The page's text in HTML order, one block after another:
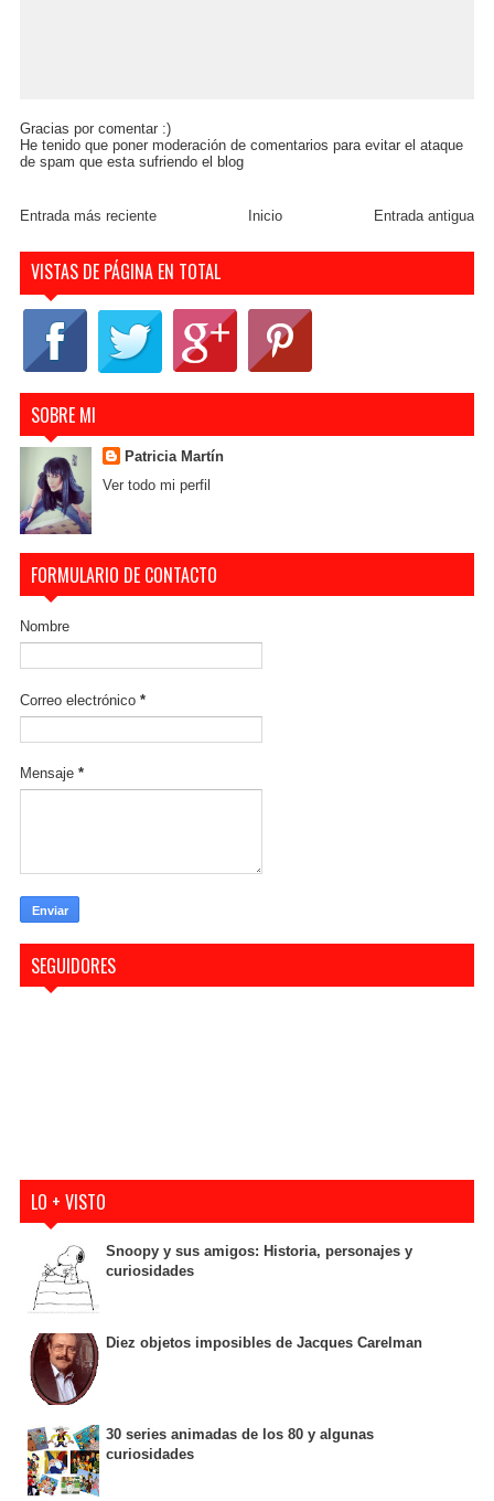
Gracias por comentar :)
He tenido que poner moderación de comentarios para evitar el ataque
de spam que esta sufriendo el blog
Entrada más reciente Entrada antigua
Inicio
VISTAS DE PÁGINA EN TOTAL
SOBRE MI
Patricia Martín
Ver todo mi perfil
FORMULARIO DE CONTACTO
Nombre
Correo electrónico *
Mensaje *
SEGUIDORES
LO + VISTO
Snoopy y sus amigos: Historia, personajes y
curiosidades
Diez objetos imposibles de Jacques Carelman
30 series animadas de los 80 y algunas
curiosidades